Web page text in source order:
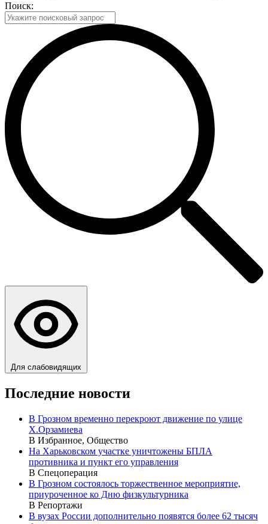
Поиск:
Для слабовидящих
Последние новости
В Грозном временно перекроют движение по улице
Х.Орзамиева
В Избранное, Общество
На Харьковском участке уничтожены БПЛА
противника и пункт его управления
В Спецоперация
В Грозном состоялось торжественное мероприятие,
приуроченное ко Дню физкультурника
В Репортажи
В вузах России дополнительно появятся более 62 тысяч